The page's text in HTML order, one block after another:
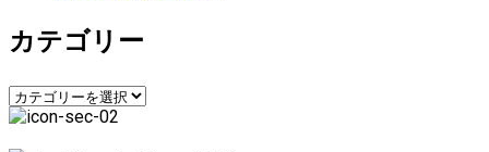
シ
ン
カテゴリー
カ
テ